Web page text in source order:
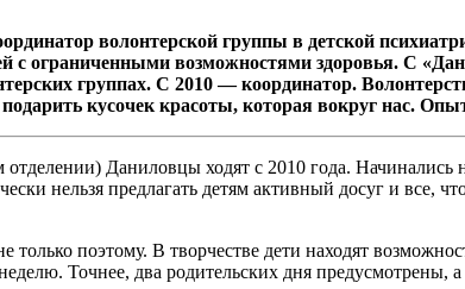
волонтерской группы в детской
с ограниченными возможностями здоровья. С
группах. С 2010 — координатор.
кусочек красоты, которая вокруг нас.
Даниловцы ходят c 2010 года.
нельзя предлагать детям активный досуг и все,
поэтому. В творчестве дети находят
Точнее, два родительских дня предусмотрены,